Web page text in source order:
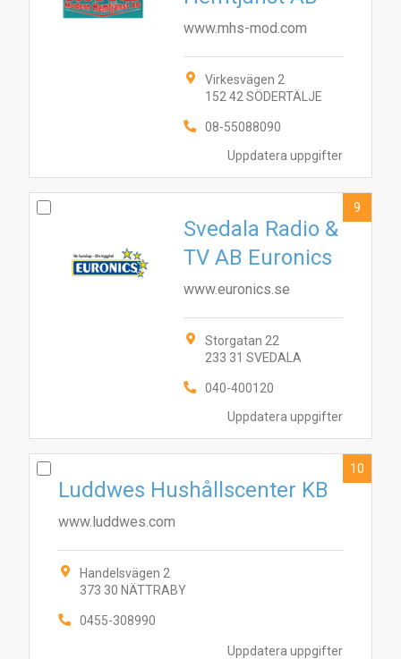
Uppdatera uppgifter
www.mhs-mod.com
Virkesvägen 2
152 42 SÖDERTÄLJE
08-55088090
Uppdatera uppgifter
Svedala Radio &
TV AB Euronics
www.euronics.se
Storgatan 22
233 31 SVEDALA
040-400120
9
Uppdatera uppgifter
Luddwes Hushållscenter KB
www.luddwes.com
Handelsvägen 2
373 30 NÄTTRABY
0455-308990
10